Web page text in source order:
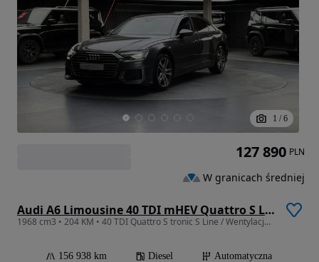
1 / 6
Audi A6 Limousine 40 TDI mHEV Quattro S Line S tronic
1968 cm3 • 204 KM • 40 TDI Quattro S tronic S Line / Wentylacja foteli / Kamera / Nawigacj
156 938 km Diesel
Automatyczna
127 890 PLN
W granicach średniej